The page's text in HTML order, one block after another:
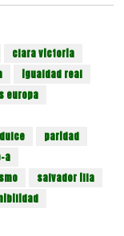
clara victoria
igualdad real
europa
paridad
a
salvador illa